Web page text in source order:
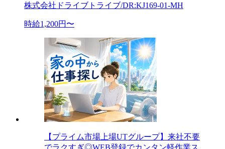
株式会社ドライブトライブ/DR:KJ169-01-MH
時給1,200円〜
【プライム市場上場UTグループ】来社不要